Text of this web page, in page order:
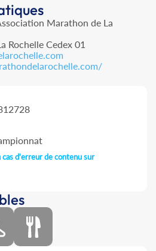
Marathon de La
Rochelle Cedex 01
d'erreur de contenu sur